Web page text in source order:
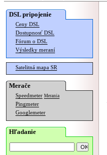
DSL pripojenie
Ceny DSL
Dostupnosť DSL
Fórum o DSL
Výsledky meraní
Satelitná mapa SR
Merače
Speedmeter Merania
Pingmeter
Googlemeter
Hľadanie